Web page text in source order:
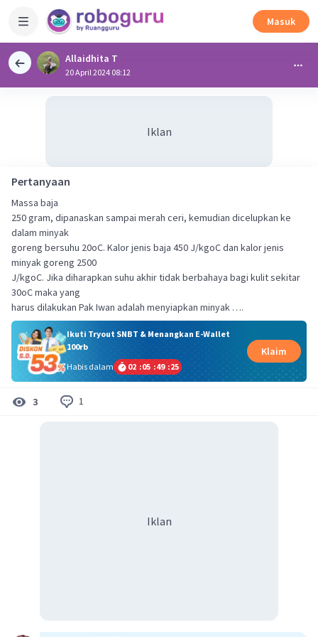
Masuk
Allaidhita T
20 April 2024 08:12
Iklan
Pertanyaan
Massa baja
250 gram, dipanaskan sampai merah ceri, kemudian dicelupkan ke
dalam minyak
goreng bersuhu 20oC. Kalor jenis baja 450 J/kgoC dan kalor jenis
minyak goreng 2500
J/kgoC. Jika diharapkan suhu akhir tidak berbahaya bagi kulit sekitar
30oC maka yang
harus dilakukan Pak Iwan adalah menyiapkan minyak ….
Ikuti Tryout SNBT & Menangkan E-Wallet
100rb
Habis dalam
02 :05 :49 :24
Klaim
3 1
Iklan